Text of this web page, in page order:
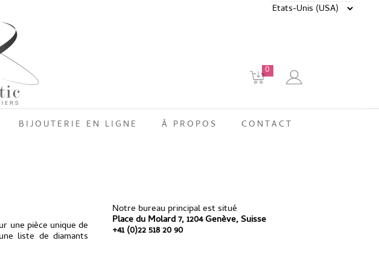
BIJOUTERIE EN LIGNE À PROPOS CONTACT
0
une pièce unique de
liste de diamants
Notre bureau principal est situé
Place du Molard 7, 1204 Genève, Suisse
+41 (0)22 518 20 90